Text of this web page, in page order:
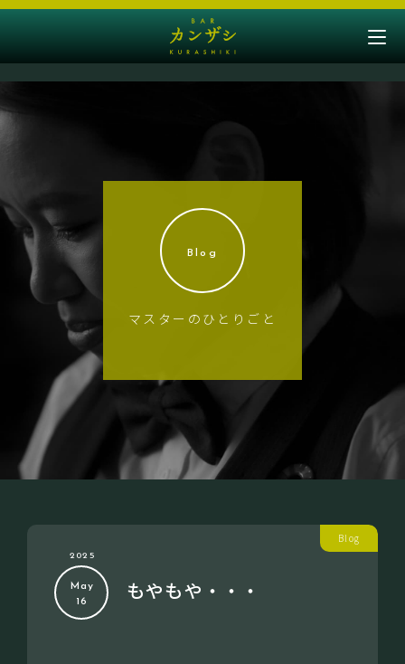
Blog
マスターのひとりごと
Blog
2025
May
16
もやもや・・・